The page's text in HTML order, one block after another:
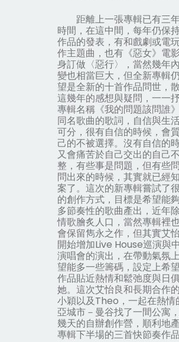
距離上一張專輯已有三
時間，在這中間，每年仍保
作品的發表，有和戲劇或電
作主題曲，也有《惡女》電
身訂做〈惡行〉，當然幾年
變也相當巨大，但全新專輯
望是全新的十首作品問世，
這幾年的感想與疑問，一一抒
專輯名稱《我的問題該問誰
同名歌曲的歌詞，自信與生
可分，很有自信的時候，會
己的不被選擇。沒有自信的
又會痛苦於自己交出的自己
整，有些事是問題，但有些
問出來的時候，其實就已經
案了。這次的新專輯嘗試了
的創作方式，目標是希望能
多節奏性的歌曲產出，近年
情歌膾炙人口，當然專輯裡
會保留雋永之作，但其實艾
開始增加Live House巡演與
演唱會的演出，在帶動氣氛
望能多一些籌碼，設定上希
作品貼近熱情和鬆弛度與日
她。這次艾怡良和長期合作
小穎以及Theo，一起在熱情
亞城市－曼谷找了一間公寓
幾天的自辦創作營，順利地
專輯下半場的三首快節奏作品